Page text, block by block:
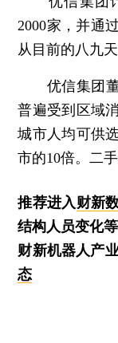
2000家，并通
从目前的八九
优信集团董
普遍受到区域
城市人均可供
市的10倍。二
推荐进入 财新
结构人员变化等
财新机器人产
态